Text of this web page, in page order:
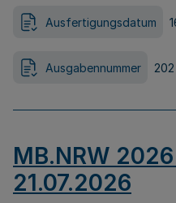
Ausfertigungsdatum
Ausgabennummer 202
MB.NRW
21.07.2026